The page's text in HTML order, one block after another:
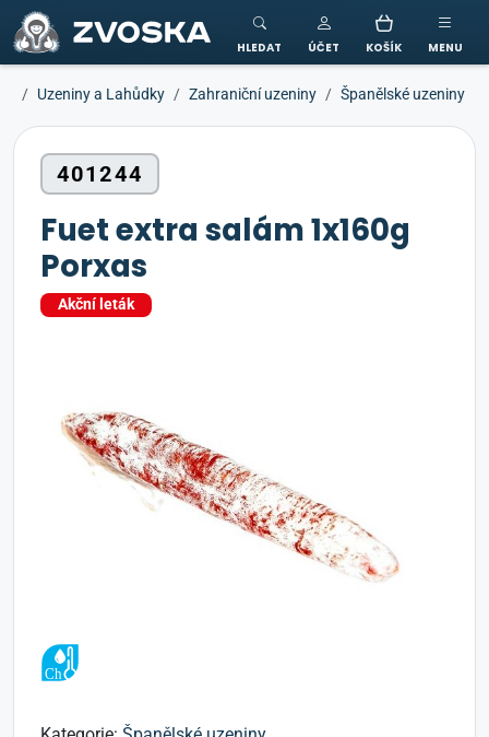
ZVOSKA
HLEDAT ÚČET KOŠÍK MENU
Uzeniny a Lahůdky Zahraniční uzeniny Španělské uzeniny
401244
Fuet extra salám 1x160g
Porxas
Akční leták